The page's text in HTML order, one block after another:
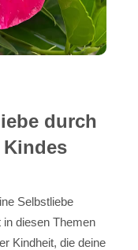
durch
Selbstliebe
diesen Themen
Kindheit, die deine